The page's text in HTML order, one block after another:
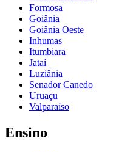
Formosa
Goiânia
Goiânia Oeste
Inhumas
Itumbiara
Jataí
Luziânia
Senador Canedo
Uruaçu
Valparaíso
Ensino